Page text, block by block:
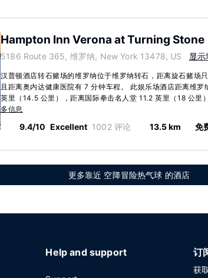
Hampton Inn Verona at Turning Stone
5186 Route 365, 维罗纳, New York 13478, US 显示
汉普顿酒店转石赌场的维罗纳位于维罗纳转石，距离旋石赌场
且距离奥内达健康医院有 7 分钟车程。 此娱乐场酒店距离维罗
英里（14.5 公里），距离国际拳击名人堂 11.2 英里（18 公里
多信息
9.4/10 Excellent 1002 评论 13.5 km 免
更多靠近 空降冒险热气球 的酒店
Help and support 订
获